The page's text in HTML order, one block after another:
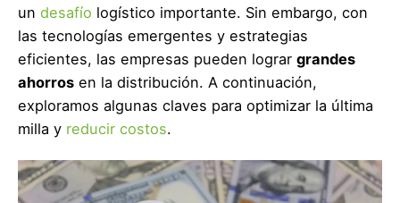
un desafío logístico importante. Sin embargo, con
las tecnologías emergentes y estrategias
eficientes, las empresas pueden lograr grandes
ahorros en la distribución. A continuación,
exploramos algunas claves para optimizar la última
milla y reducir costos.